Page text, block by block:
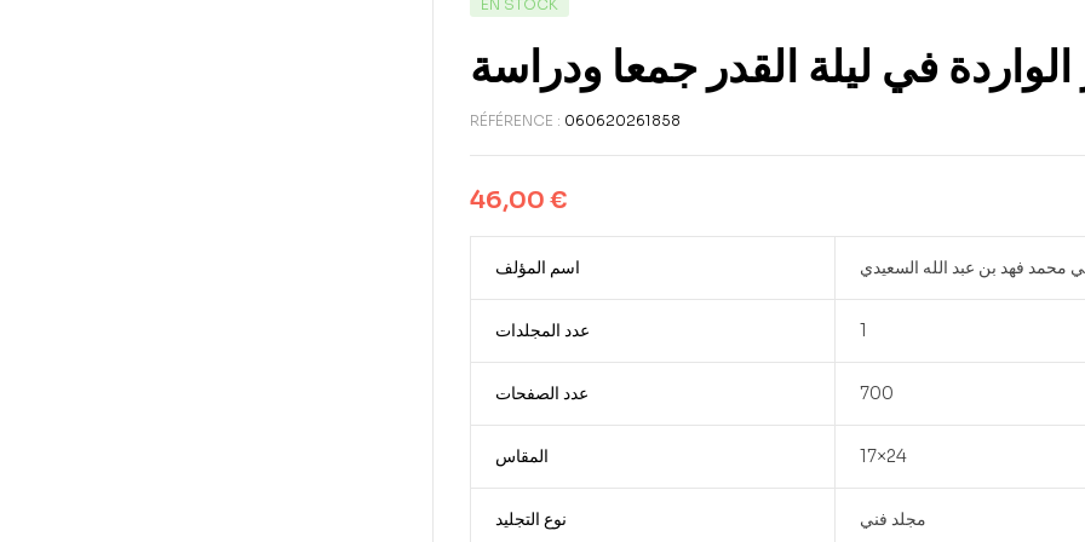
EN STOCK
الواردة في ليلة القدر جمعا ودراسة
RÉFÉRENCE : 060620261858
46,00 €
اسم المؤلف محمد فهد بن عبد الله السعيدي
عدد المجلدات 1
عدد الصفحات 700
المقاس 17×24
نوع التجليد مجلد فني